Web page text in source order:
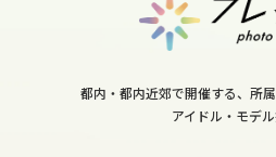
都内・都内近郊で開催する、所
アイドル・モデ